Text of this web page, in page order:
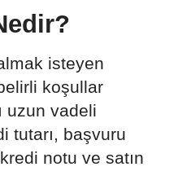
isteyen
koşullar
uzun vadeli
tutarı, başvuru
notu ve satın